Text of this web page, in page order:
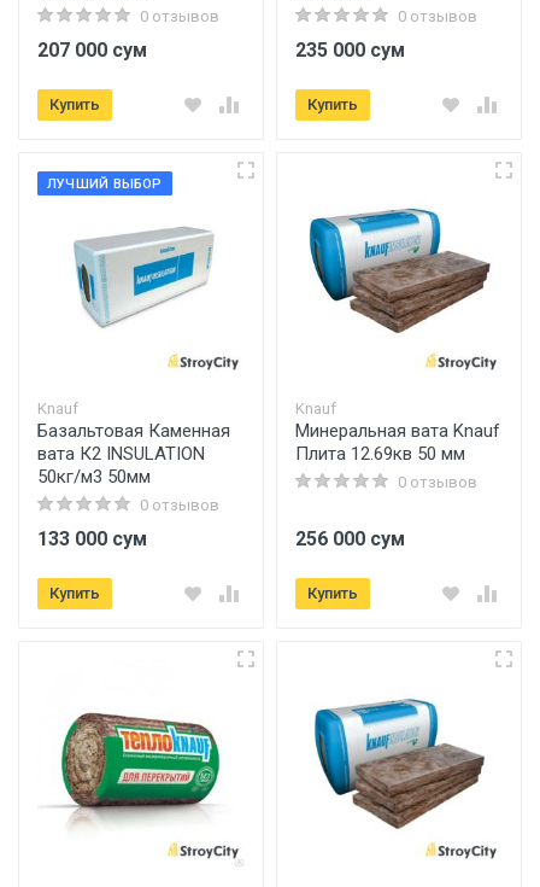
0 отзывов
207 000 сум
Купить
0 отзывов
235 000 сум
Купить
ЛУЧШИЙ ВЫБОР
Knauf
Базальтовая Каменная
вата К2 INSULATION
50кг/м3 50мм
0 отзывов
133 000 сум
Купить
Knauf
Минеральная вата Knauf
Плита 12.69кв 50 мм
0 отзывов
256 000 сум
Купить